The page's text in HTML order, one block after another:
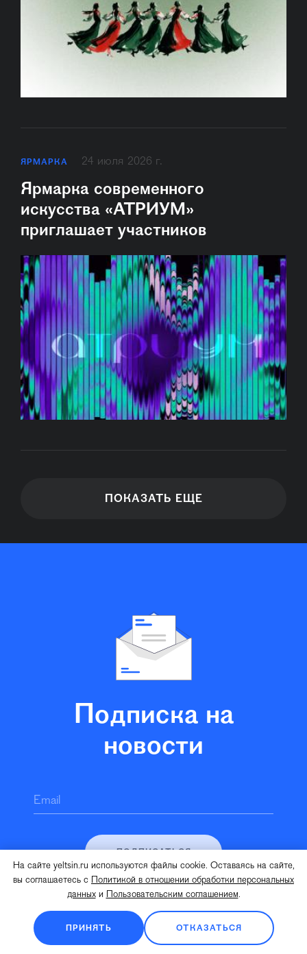
ЯРМАРКА 24 июля 2026 г.
Ярмарка современного
искусства «АТРИУМ»
приглашает участников
ПОКАЗАТЬ ЕЩЕ
На сайте yeltsin.ru используются файлы cookie. Оставаясь на сайте,
вы соглашаетесь с
Политикой в отношении обработки персональных
данных и Пользовательским соглашением.
ПРИНЯТЬ ОТКАЗАТЬСЯ
Подписка на
новости
Email
ПОДПИСАТЬСЯ
Нажимая кнопку «Подписаться», в соответствии с
данных
Согласие на обработку персональных данных
Согласие на получение информационно-рекламных материалов